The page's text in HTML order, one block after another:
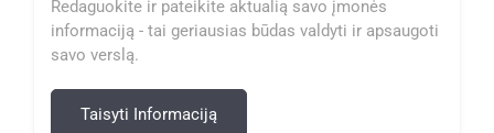
Redaguokite ir pateikite aktualią savo įmonės
informaciją - tai geriausias būdas valdyti ir apsaugoti
savo verslą.
Taisyti Informaciją